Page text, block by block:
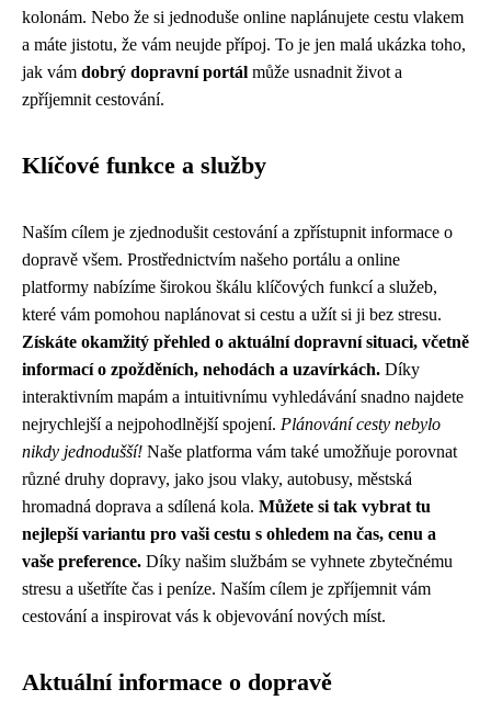
kolonám. Nebo že si jednoduše online naplánujete cestu vlakem
a máte jistotu, že vám neujde přípoj. To je jen malá ukázka toho,
jak vám dobrý dopravní portál může usnadnit život a
zpříjemnit cestování.
Klíčové funkce a služby
Naším cílem je zjednodušit cestování a zpřístupnit informace o
dopravě všem. Prostřednictvím našeho portálu a online
platformy nabízíme širokou škálu klíčových funkcí a služeb,
které vám pomohou naplánovat si cestu a užít si ji bez stresu.
Získáte okamžitý přehled o aktuální dopravní situaci, včetně
informací o zpožděních, nehodách a uzavírkách. Díky
interaktivním mapám a intuitivnímu vyhledávání snadno najdete
nejrychlejší a nejpohodlnější spojení. Plánování cesty nebylo
nikdy jednodušší! Naše platforma vám také umožňuje porovnat
různé druhy dopravy, jako jsou vlaky, autobusy, městská
hromadná doprava a sdílená kola. Můžete si tak vybrat tu
nejlepší variantu pro vaši cestu s ohledem na čas, cenu a
vaše preference. Díky našim službám se vyhnete zbytečnému
stresu a ušetříte čas i peníze. Naším cílem je zpříjemnit vám
cestování a inspirovat vás k objevování nových míst.
Aktuální informace o dopravě